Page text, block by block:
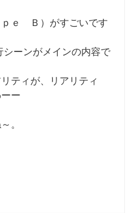
ｐｅ Ｂ）がすごいです
シーンがメインの内容で
ティが、リアリティ
ー
。